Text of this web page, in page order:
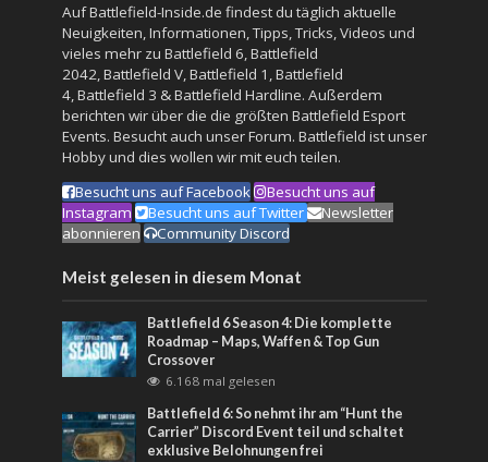
Auf Battlefield-Inside.de findest du täglich aktuelle
Neuigkeiten, Informationen, Tipps, Tricks, Videos und
vieles mehr zu Battlefield 6,Battlefield
2042,Battlefield V,Battlefield 1 ,Battlefield
4,Battlefield 3 &Battlefield Hardline. Außerdem
berichten wir über die die größten Battlefield Esport
Events. Besucht auch unserForum. Battlefield ist unser
Hobby und dies wollen wir mit euch teilen.
Besucht uns auf Facebook
Besucht uns auf
Instagram
Besucht uns auf Twitter
Newsletter
abonnieren
Community Discord
Meist gelesen in diesem Monat
Battlefield 6 Season 4: Die komplette
Roadmap – Maps, Waffen & Top Gun
Crossover
6.168 mal gelesen
Battlefield 6: So nehmt ihr am “Hunt the
Carrier” Discord Event teil und schaltet
exklusive Belohnungen frei